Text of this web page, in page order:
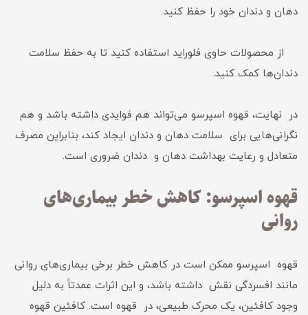
دهان و دندان خود را حفظ کنید.
از محصولات حاوی فلوراید استفاده کنید تا به حفظ سلامت
دندان‌ها کمک کنید.
در نهایت، قهوه اسپرسو می‌تواند هم فوایدی داشته باشد و هم
نگرانی‌هایی برای سلامت دهان و دندان ایجاد کند، بنابراین مصرف
متعادل و رعایت بهداشت دهان و دندان ضروری است.
قهوه اسپرسو: کاهش خطر بیماری‌های
روانی
قهوه اسپرسو ممکن است در کاهش خطر برخی بیماری‌های روانی
مانند افسردگی نقش داشته باشد، و این اثرات عمدتاً به دلیل
وجود کافئین، یک محرک طبیعی، در قهوه است. کافئین قهوه